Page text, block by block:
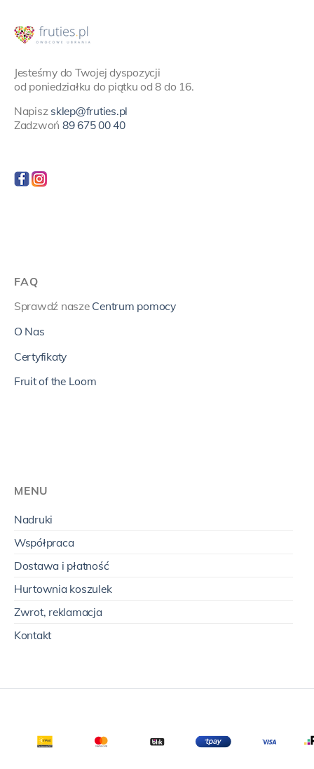
Jesteśmy do Twojej dyspozycji
od poniedziałku do piątku od 8 do 16.
Napisz sklep@fruties.pl
Zadzwoń 89 675 00 40
FAQ
Sprawdź nasze Centrum pomocy
O Nas
Certyfikaty
Fruit of the Loom
MENU
Nadruki
Współpraca
Dostawa i płatność
Hurtownia koszulek
Zwrot, reklamacja
Kontakt